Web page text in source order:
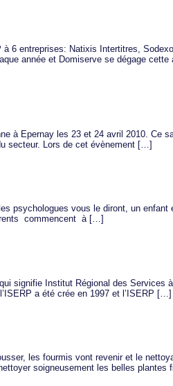
6 entreprises: Natixis Intertitres,
année et Domiserve se dégage cette
à Epernay les 23 et 24 avril 2010. Ce
secteur. Lors de cet évènement […]
psychologues vous le diront, un enfant
commencent à […]
signifie Institut Régional des Services
a été crée en 1997 et l’ISERP […]
les fourmis vont revenir et le
soigneusement les belles